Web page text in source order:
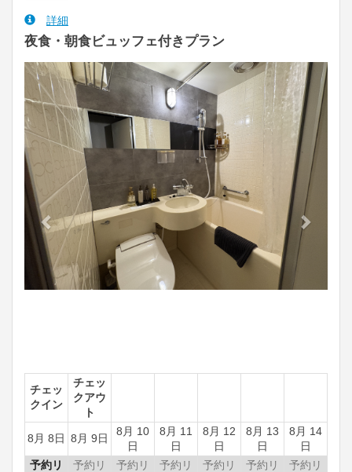
詳細
夜食・朝食ビュッフェ付きプラン
Previous Next
チェッ
クイン
チェッ
クアウ
ト
8月 8日 8月 9日
8月 10
日
8月 11
日
8月 12
日
8月 13
日
8月 14
日
予約リ
予約リ
予約リ
予約リ
予約リ
予約リ
予約リ